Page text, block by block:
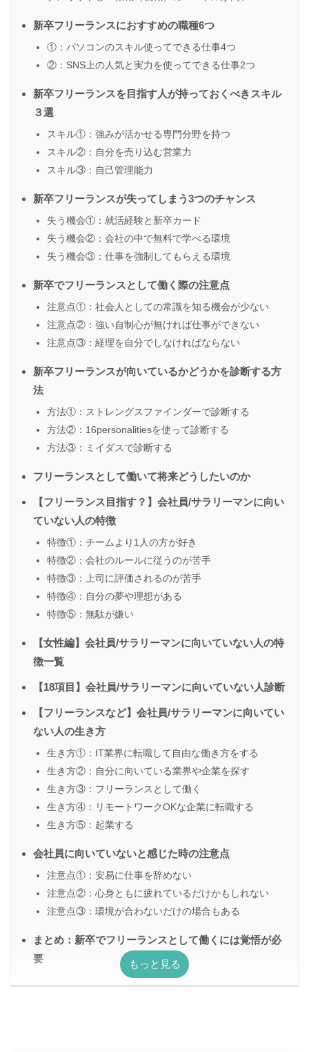
新卒フリーランスにおすすめの職種6つ
①：パソコンのスキル使ってできる仕事4つ
②：SNS上の人気と実力を使ってできる仕事2つ
新卒フリーランスを目指す人が持っておくべきスキル
３選
スキル①：強みが活かせる専門分野を持つ
スキル②：自分を売り込む営業力
スキル③：自己管理能力
新卒フリーランスが失ってしまう3つのチャンス
失う機会①：就活経験と新卒カード
失う機会②：会社の中で無料で学べる環境
失う機会③：仕事を強制してもらえる環境
新卒でフリーランスとして働く際の注意点
注意点①：社会人としての常識を知る機会が少ない
注意点②：強い自制心が無ければ仕事ができない
注意点③：経理を自分でしなければならない
新卒フリーランスが向いているかどうかを診断する方
法
方法①：ストレングスファインダーで診断する
方法②：16personalitiesを使って診断する
方法③：ミイダスで診断する
フリーランスとして働いて将来どうしたいのか
【フリーランス目指す？】会社員/サラリーマンに向い
ていない人の特徴
特徴①：チームより1人の方が好き
特徴②：会社のルールに従うのが苦手
特徴③：上司に評価されるのが苦手
特徴④：自分の夢や理想がある
特徴⑤：無駄が嫌い
【女性編】会社員/サラリーマンに向いていない人の特
徴一覧
【18項目】会社員/サラリーマンに向いていない人診断
【フリーランスなど】会社員/サラリーマンに向いてい
ない人の生き方
生き方①：IT業界に転職して自由な働き方をする
生き方②：自分に向いている業界や企業を探す
生き方③：フリーランスとして働く
生き方④：リモートワークOKな企業に転職する
生き方⑤：起業する
会社員に向いていないと感じた時の注意点
注意点①：安易に仕事を辞めない
注意点②：心身ともに疲れているだけかもしれない
注意点③：環境が合わないだけの場合もある
まとめ：新卒でフリーランスとして働くには覚悟が必
要